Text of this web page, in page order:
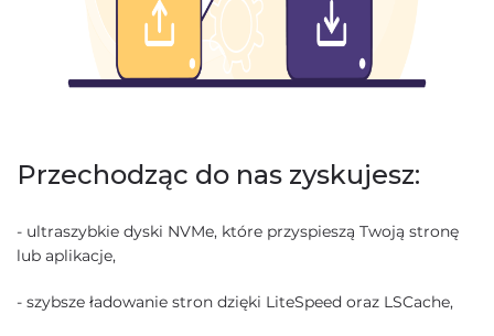
Przechodząc do nas zyskujesz:
- ultraszybkie dyski NVMe, które przyspieszą Twoją stronę
lub aplikacje,
- szybsze ładowanie stron dzięki LiteSpeed oraz LSCache,